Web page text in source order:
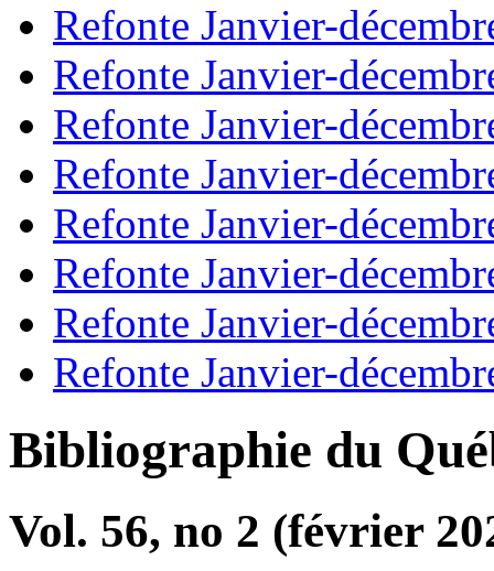
Refonte Janvier-
Refonte Janvier-
Refonte Janvier-
Refonte Janvier-
Refonte Janvier-
Refonte Janvier-
Refonte Janvier-
Refonte Janvier-
Bibliographie du
Vol. 56, no 2 (février